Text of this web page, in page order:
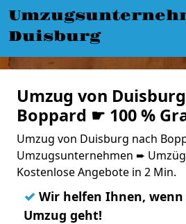
Duisburg
Umzug von
Boppard ☛ 100 %
Umzug von Duisburg nach
Umzugsunternehmen ➨
Kostenlose Angebote in 2 Min.
✓ Wir helfen Ihnen,
Umzug geht!